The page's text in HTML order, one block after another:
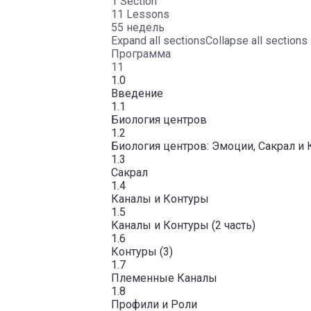
11 Lessons
55 недель
Expand all sectionsCollapse all sections
Программа
11
1.0
Введение
1.1
Биология центров
1.2
Биология центров: Эмоции, Сакрал и
1.3
Сакрал
1.4
Каналы и Контуры
1.5
Каналы и Контуры (2 часть)
1.6
Контуры (3)
1.7
Племенные Каналы
1.8
Профили и Роли